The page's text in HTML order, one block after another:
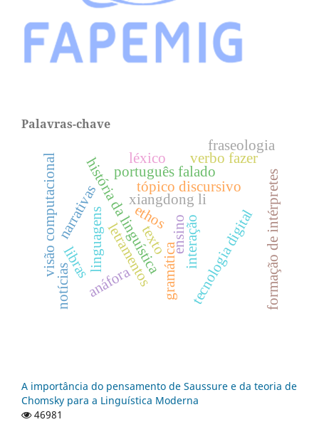
Palavras-chave
linguagensletramentos ensinotecnologia digital
gramática
história da linguística
português falado
texto
xiangdong li formação de intérpretes
narrativas interação
tópico discursivo
verbo fazer
anáfora
ethos
fraseologia
léxico
libras
visão computacional
notícias
A importância do pensamento de Saussure e da teoria de
Chomsky para a Linguística Moderna
46981